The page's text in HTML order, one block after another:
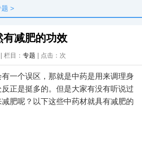
>
减肥的功效
栏目： 专题 | 点击： 次
一个误区，那就是中药是用来调理身
正是挺多的。但是大家有没有听说过
肥呢？以下这些中药材就具有减肥的